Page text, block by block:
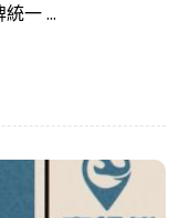
一 ...